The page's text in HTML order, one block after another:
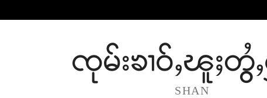
ၸုမ်းၶၢဝ်ႇၽူႈတွႆႇ
SHAN